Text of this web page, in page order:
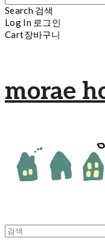
Search 검색
Log In 로그인
Cart장바구니
morae